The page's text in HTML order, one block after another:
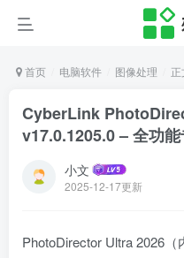
首页 电脑软件 图像处理 正
CyberLink
v17.0.1205.0 – 全功
小文
2025-12-17更新
PhotoDirector Ultra 2026（